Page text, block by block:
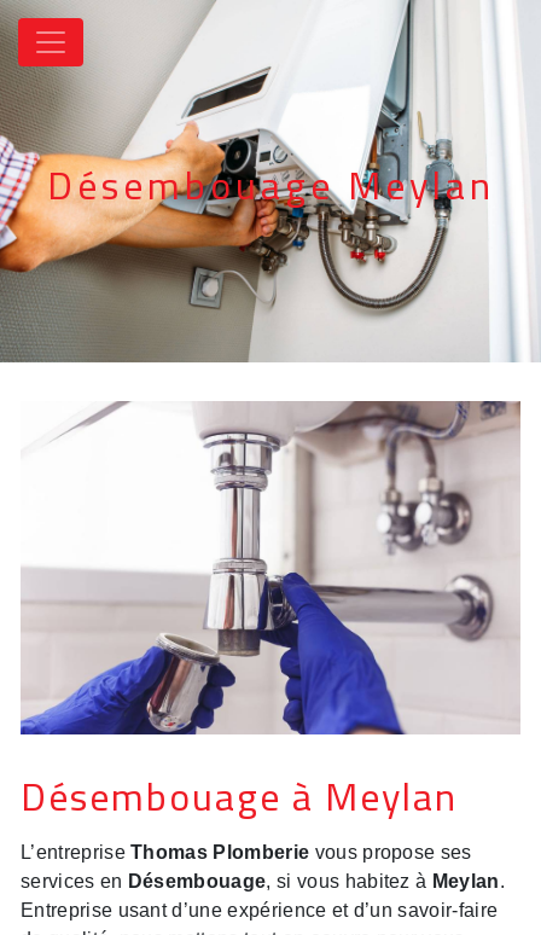
Panneau de gestion des cookies
Désembouage Meylan
Désembouage à Meylan
L’entrepriseThomas Plomberie vous propose ses
services en Désembouage, si vous habitez à Meylan.
Entreprise usant d’une expérience et d’un savoir-faire